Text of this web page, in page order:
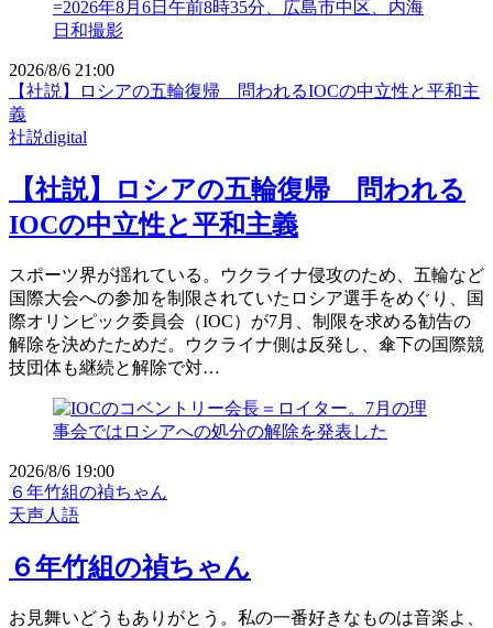
2026/8/6 21:00
【社説】ロシアの五輪復帰 問われるIOCの中立性と平和主
義
社説digital
【社説】ロシアの五輪復帰 問われる
IOCの中立性と平和主義
スポーツ界が揺れている。ウクライナ侵攻のため、五輪など
国際大会への参加を制限されていたロシア選手をめぐり、国
際オリンピック委員会（IOC）が7月、制限を求める勧告の
解除を決めたためだ。ウクライナ側は反発し、傘下の国際競
技団体も継続と解除で対…
2026/8/6 19:00
６年竹組の禎ちゃん
天声人語
６年竹組の禎ちゃん
お見舞いどうもありがとう。私の一番好きなものは音楽よ、